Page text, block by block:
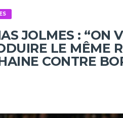
JOLMES : “ON
LE MÊME
CONTRE